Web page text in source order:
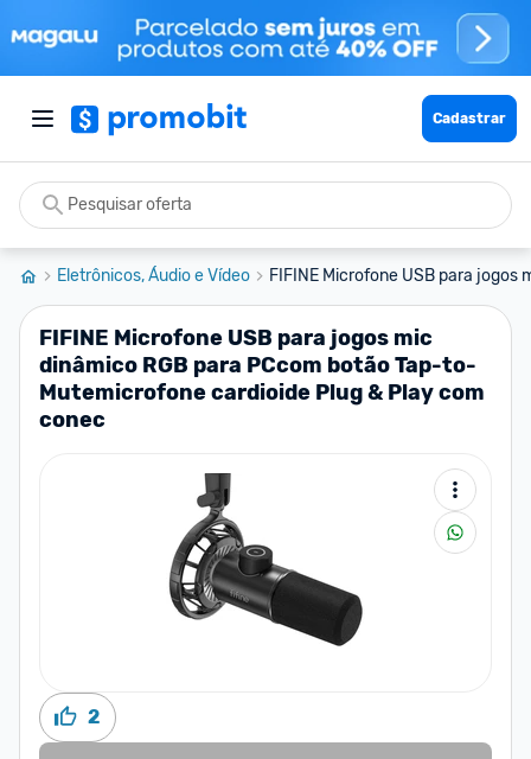
Cadastrar
Eletrônicos, Áudio e Vídeo FIFINE Microfone USB para jogos
FIFINE Microfone USB para jogos mic
dinâmico RGB para PCcom botão Tap-to-
Mutemicrofone cardioide Plug & Play com
conec
2